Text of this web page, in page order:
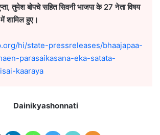
तुमेश बोपचे सहित सिवनी भाजपा के 27 नेता विषय
में शामिल हुए।
hi/state-pressreleases/bhaajapaa-
parasaikasana-eka-satata-
kaaraya
Dainikyashonnati